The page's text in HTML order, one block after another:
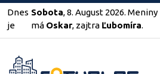
Dnes
je
Sobota, 8. August 2026. Meniny
má Oskar, zajtra Ľubomíra.